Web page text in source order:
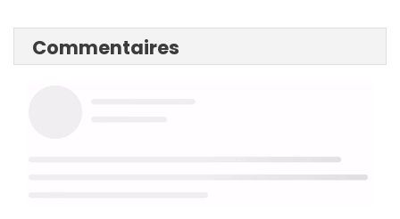
Commentaires